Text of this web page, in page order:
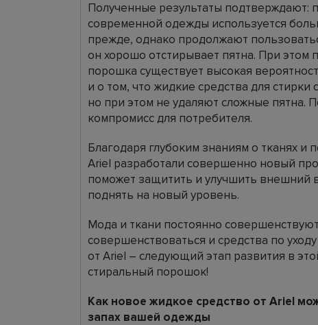
Полученные результаты подтверждают:
современной одежды используется
прежде, однако продолжают
он хорошо отстирывает пятна. При этом
порошка существует высокая
и о том, что жидкие средства для
но при этом не удаляют сложные пятна.
компромисс для потребителя.
Благодаря глубоким знаниям о тканях
Ariel разработали совершенно новый
поможет защитить и улучшить внешний
поднять на новый уровень.
Мода и ткани постоянно
совершенствоваться и средства по
от Ariel – следующий этап развития в
стиральный порошок!
Как новое жидкое средство от Ariel
запах вашей одежды